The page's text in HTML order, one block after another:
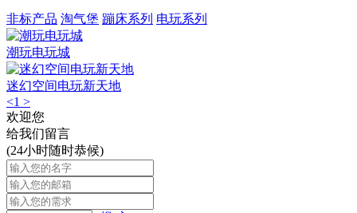
非标产品 淘气堡 蹦床系列 电玩系列
潮玩电玩城
迷幻空间电玩新天地
<1 >
欢迎您
给我们留言
(24小时随时恭候)